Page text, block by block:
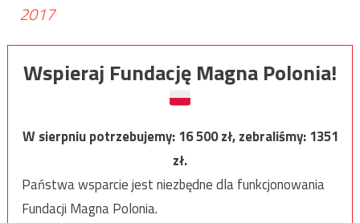
2017
Wspieraj Fundację Magna Polonia!
W sierpniu potrzebujemy:16 500zł, zebraliśmy:1351
zł.
Państwa wsparcie jest niezbędne dla funkcjonowania
Fundacji Magna Polonia.